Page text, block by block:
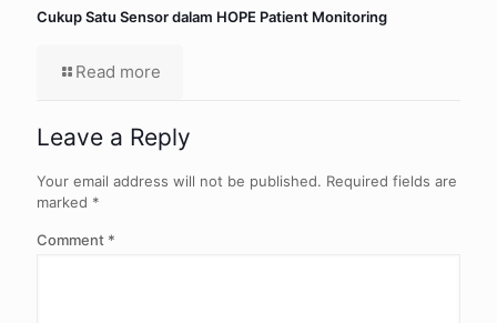
Cukup Satu Sensor dalam HOPE Patient Monitoring
Read more
Leave a Reply
Your email address will not be published. Required fields are
marked *
Comment *